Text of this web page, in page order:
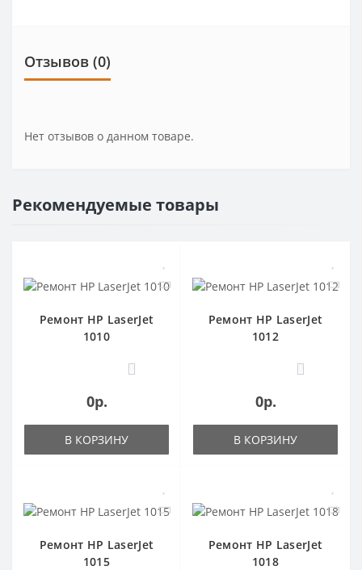
Отзывов (0)
Нет отзывов о данном товаре.
Рекомендуемые товары
Ремонт HP LaserJet
1010
0
0р.
В КОРЗИНУ
Ремонт HP LaserJet
1012
0
0р.
В КОРЗИНУ
Ремонт HP LaserJet
1015
Ремонт HP LaserJet
1018